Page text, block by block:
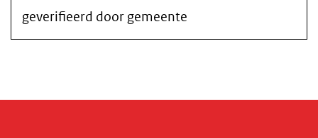
geverifieerd door gemeente